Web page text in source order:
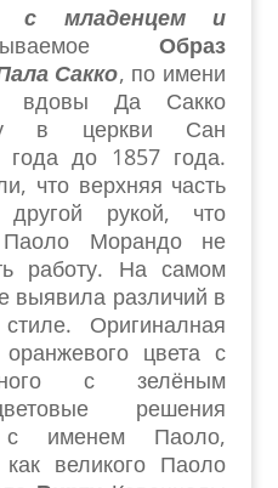
с младенцем и
Образ
Сакко, по имени
вдовы Да Сакко
в церкви Сан
до 1857 года.
что верхняя часть
другой рукой, что
Паоло Морандо не
работу. На самом
выявила различий в
Оригиналная
цвета с
с зелёным
решения
с именем Паоло,
великого Паоло